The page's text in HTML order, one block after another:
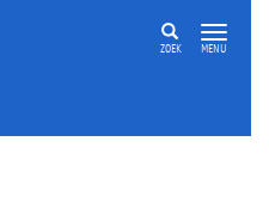
ZOEK MENU